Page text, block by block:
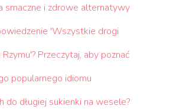
smaczne i zdrowe alternatywy
'Wszystkie drogi
Przeczytaj, aby poznać
popularnego idiomu
do długiej sukienki na wesele?